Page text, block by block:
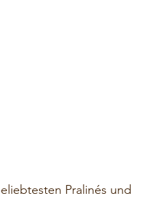
Pralinés und